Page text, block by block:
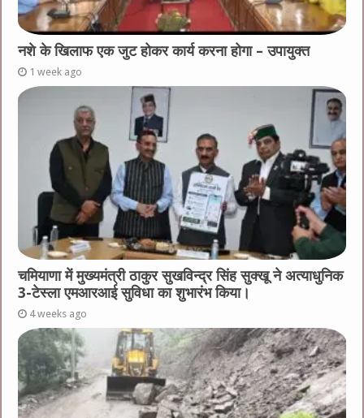
नशे के खिलाफ एक जुट होकर कार्य करना होगा – उपायुक्त
1 week ago
चमियाणा में मुख्यमंत्री ठाकुर सुखविन्द्र सिंह सुक्खू ने अत्याधुनिक
3-टेस्ला एमआरआई सुविधा का शुभारंभ किया।
4 weeks ago